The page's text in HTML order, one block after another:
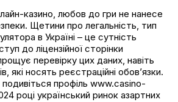
казино, любов до гри не нанесе
Щетини про легальність, тип
в Україні – це сутність
до ліцензійної сторінки
перевірку цих даних, навіть
які носять реєстраційні обов’язки.
профіль www.casino-
році український ринок азартних